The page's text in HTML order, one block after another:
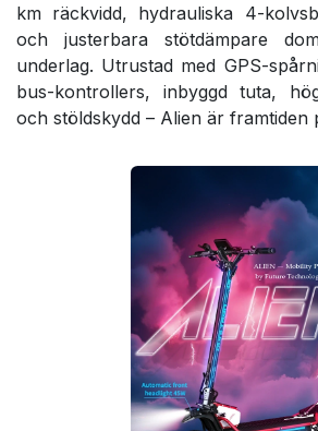
km räckvidd, hydrauliska 4-
och justerbara stötdämpare
underlag. Utrustad med GPS-
bus-kontrollers, inbyggd tuta,
och stöldskydd – Alien är framtiden